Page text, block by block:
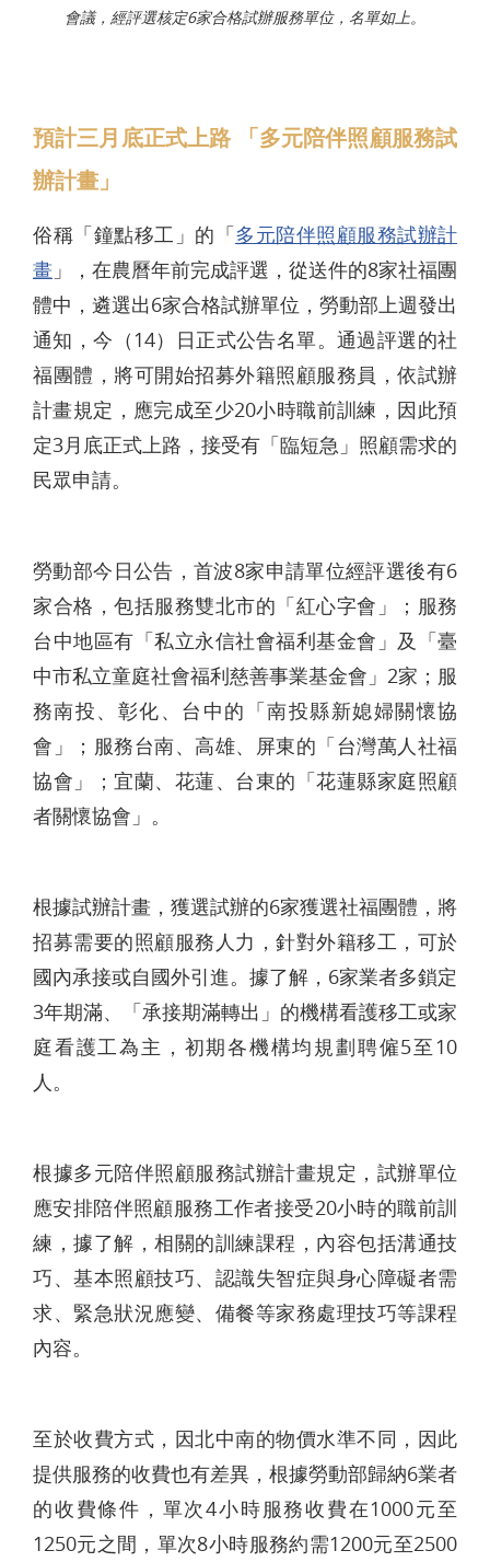
會議，經評選核定6家合格試辦服務單位，名單如上。
預計三月底正式上路 「多元陪伴照顧服務試
辦計畫」
俗稱「鐘點移工」的「多元陪伴照顧服務試辦計
畫 」，在農曆年前完成評選，從送件的8家社福團
體中，遴選出6家合格試辦單位，勞動部上週發出
通知，今（14）日正式公告名單。通過評選的社
福團體，將可開始招募外籍照顧服務員，依試辦
計畫規定，應完成至少20小時職前訓練，因此預
定3月底正式上路，接受有「臨短急」照顧需求的
民眾申請。
勞動部今日公告，首波8家申請單位經評選後有6
家合格，包括服務雙北市的「紅心字會」；服務
台中地區有「私立永信社會福利基金會」及「臺
中市私立童庭社會福利慈善事業基金會」2家；服
務南投、彰化、台中的「南投縣新媳婦關懷協
會」；服務台南、高雄、屏東的「台灣萬人社福
協會」；宜蘭、花蓮、台東的「花蓮縣家庭照顧
者關懷協會」。
根據試辦計畫，獲選試辦的6家獲選社福團體，將
招募需要的照顧服務人力，針對外籍移工，可於
國內承接或自國外引進。據了解，6家業者多鎖定
3年期滿、「承接期滿轉出」的機構看護移工或家
庭看護工為主，初期各機構均規劃聘僱5至10
人。
根據多元陪伴照顧服務試辦計畫規定，試辦單位
應安排陪伴照顧服務工作者接受20小時的職前訓
練，據了解，相關的訓練課程，內容包括溝通技
巧、基本照顧技巧、認識失智症與身心障礙者需
求、緊急狀況應變、備餐等家務處理技巧等課程
內容。
至於收費方式，因北中南的物價水準不同，因此
提供服務的收費也有差異，根據勞動部歸納6業者
的收費條件，單次4小時服務收費在1000元至
1250元之間，單次8小時服務約需1200元至2500